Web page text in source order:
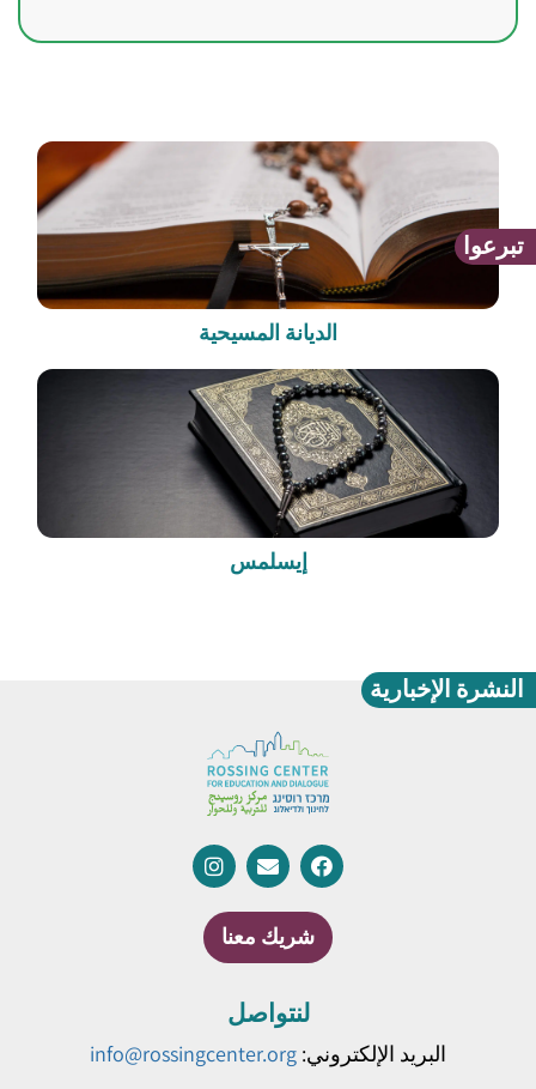
الديانة المسيحية
إيسلمس
تبرعوا
النشرة الإخبارية
شريك معنا
لنتواصل
البريد الإلكتروني: info@rossingcenter.org